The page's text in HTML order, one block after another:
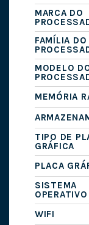
MARCA DO
FAMÍLIA DO
MODELO
MEMÓRIA
TIPO DE
GRÁFICA
PLACA
SISTEMA
OPERATIVO
WIFI